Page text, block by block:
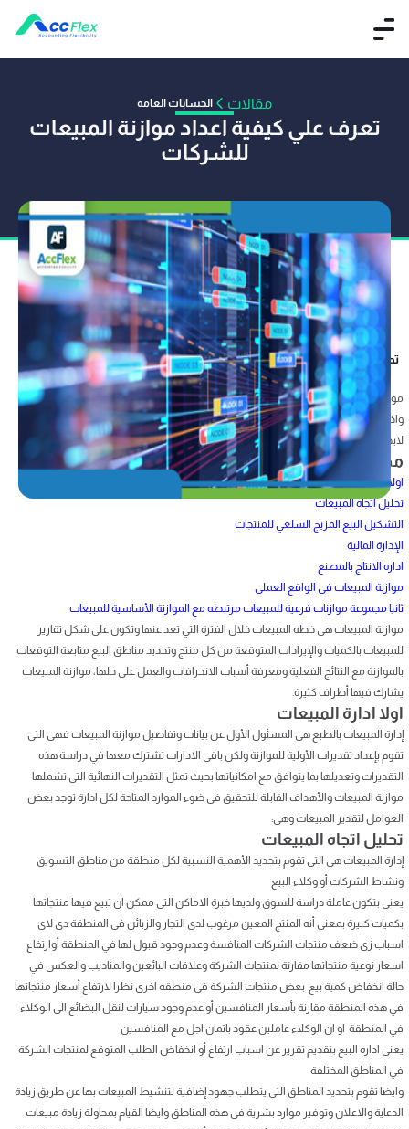
مقالات الحسابات العامة
تعرف علي كيفية اعداد موازنة المبيعات
للشركات
تم النشر بواسطة هشام العسال25 ديسمبر 2019
موازنة المبيعات هى الموازنة الاولى والموازنة الاساسية وحجر الاساس لاى نظام موازنات
واذا تم اعدادها بشكل دقيق فإن باقى الموازنات ستكون على درجة كبيرة من الدقة وبالتالى
لابد من دراسة كافة العوامل الممكنة لتقدير المبيعات بصورة دقيقة
محتويات المقال
اولا ادارة المبيعات
تحليل اتجاه المبيعات
التشكيل البيع المزيج السلعي للمنتجات
الإدارة المالية
اداره الانتاج بالمصنع
موازنة المبيعات فى الواقع العملى
ثانيا مجموعة موازنات فرعية للمبيعات مرتبطه مع الموازنة الأساسية للمبيعات
موازنة المبيعات هى خطه المبيعات خلال الفترة التي تعد عنها وتكون على شكل تقارير
للمبيعات بالكميات والإيرادات المتوقعة من كل منتج وتحديد مناطق البيع متابعة التوقعات
بالموازنة مع النتائج الفعلية ومعرفة أسباب الانحرافات والعمل على حلها، موازنة المبيعات
يشارك فيها أطراف كثيرة.
اولا ادارة المبيعات
إدارة المبيعات بالطبع هى المسئول الأول عن بيانات وتفاصيل موازنة المبيعات فهى التى
تقوم بإعداد تقديرات الأولية للموازنة ولكن باقى الادارات تشترك معها في دراسة هذه
التقديرات وتعديلها بما يتوافق مع امكانياتها بحيث تمثل التقديرات النهائية التى تشملها
موازنة المبيعات والأهداف القابلة للتحقيق فى ضوء الموارد المتاحة لكل ادارة توجد بعض
العوامل لتقدير المبيعات وهى:
تحليل اتجاه المبيعات
إدارة المبيعات هى التى تقوم بتحديد الأهمية النسبية لكل منطقة من مناطق التسويق
ونشاط الشركات أو وكلاء البيع
يعنى بتكون عاملة دراسة للسوق ولديها خبرة الاماكن التى ممكن ان تبيع فيها منتجاتها
بكميات كبيرة بمعنى أنه المنتج المعين مرغوب لدى التجار والزبائن فى المنطقة دى لاى
اسباب زى ضعف منتجات الشركات المنافسة وعدم وجود قبول لها في المنطقة أوارتفاع
اسعار نوعية منتجاتها مقارنة بمنتجات الشركة وعلاقات البائعين والمناديب والعكس في
حالة انخفاض كمية بيع بعض منتجات الشركة فى منطقه اخرى نظرا لارتفاع أسعار منتجاتها
في هذه المنطقة مقارنة بأسعار المنافسين أو عدم وجود سيارات لنقل البضائع الى الوكلاء
في المنطقة او ان الوكلاء عاملين عقود باتمان اجل مع المنافسين
يعنى اداره البيع بتقديم تقرير عن اسباب ارتفاع أو انخفاض الطلب المتوقع لمنتجات الشركة
في المناطق المختلفة
وايضا تقوم بتحديد المناطق التى يتطلب جهود إضافية لتنشيط المبيعات بها عن طريق زيادة
الدعاية والاعلان وتوفير موارد بشرية فى هذه المناطق وايضا القيام بمحاولة زيادة مبيعات